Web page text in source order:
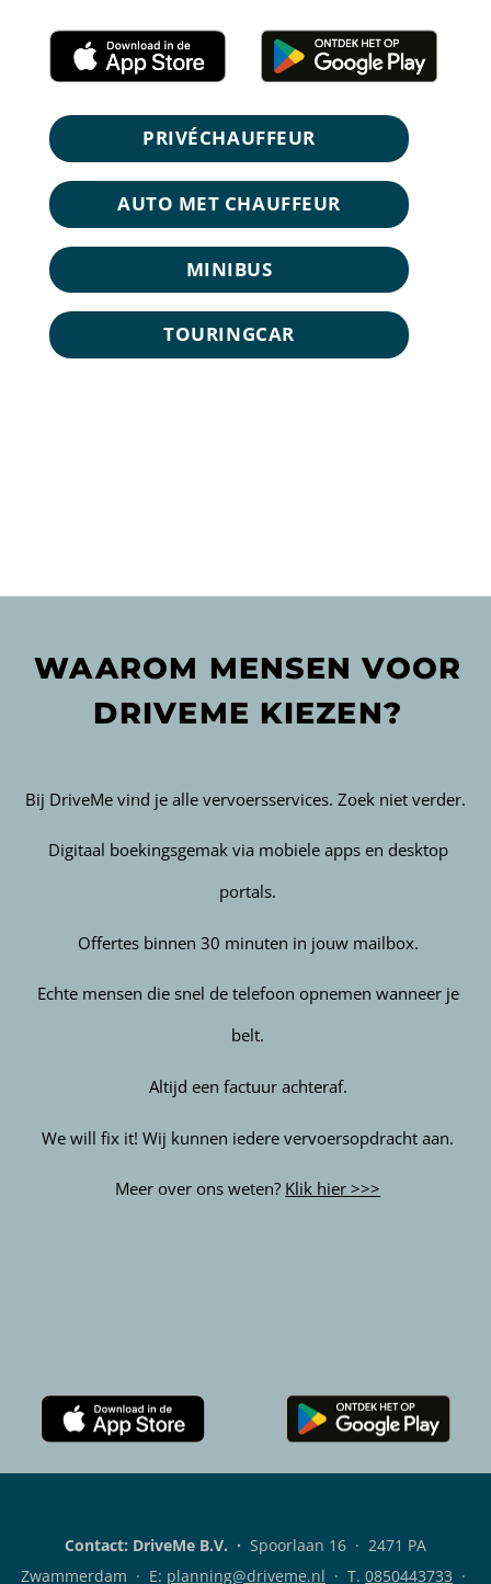
PRIVÉCHAUFFEUR
AUTO MET CHAUFFEUR
MINIBUS
TOURINGCAR
WAAROM MENSEN VOOR
DRIVEME KIEZEN?
Bij DriveMe vind je alle vervoersservices. Zoek niet verder.
Digitaal boekingsgemak via mobiele apps en desktop
portals.
Offertes binnen 30 minuten in jouw mailbox.
Echte mensen die snel de telefoon opnemen wanneer je
belt.
Altijd een factuur achteraf.
We will fix it! Wij kunnen iedere vervoersopdracht aan.
Meer over ons weten? Klik hier >>>
de
klanten-
de
voor
Contact: DriveMe B.V. · Spoorlaan 16 · 2471 PA
Zwammerdam · E: planning@driveme.nl · T. 0850443733 ·